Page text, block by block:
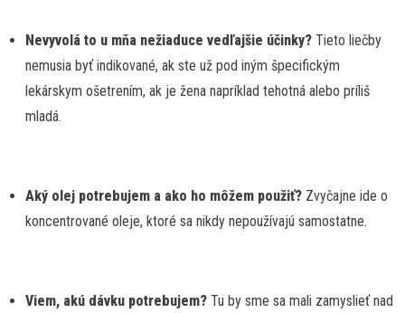
Nevyvolá to u mňa nežiaduce vedľajšie účinky? Tieto liečby
nemusia byť indikované, ak ste už pod iným špecifickým
lekárskym ošetrením, ak je žena napríklad tehotná alebo príliš
mladá.
Aký olej potrebujem a ako ho môžem použiť? Zvyčajne ide o
koncentrované oleje, ktoré sa nikdy nepoužívajú samostatne.
Viem, akú dávku potrebujem? Tu by sme sa mali zamyslieť nad